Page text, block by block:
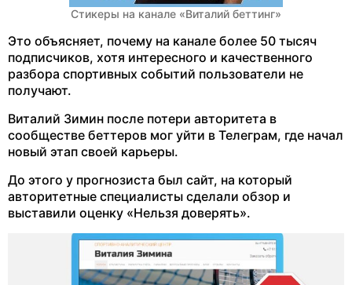
Стикеры на канале «Виталий беттинг»
Это объясняет, почему на канале более 50 тысяч
подписчиков, хотя интересного и качественного
разбора спортивных событий пользователи не
получают.
Виталий Зимин после потери авторитета в
сообществе беттеров мог уйти в Телеграм, где начал
новый этап своей карьеры.
До этого у прогнозиста был сайт, на который
авторитетные специалисты сделали обзор и
выставили оценку «Нельзя доверять».